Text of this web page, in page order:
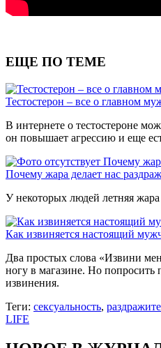
ЕЩЕ ПО ТЕМЕ
Тестостерон – все о главном
В интернете о тестостероне
он повышает агрессию и еще
Почему
Почему жара делает нас
У некоторых людей летняя
Как извиняется настоящий
Два простых слова «Извини
ногу в магазине. Но
извинения.
Теги: сексуальность,
LIFE